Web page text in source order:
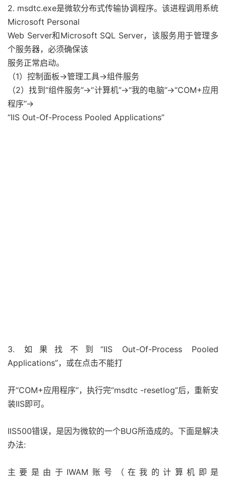
2. msdtc.exe是微软分布式传输协调程序。该进程调用系统
Microsoft Personal
Web Server和Microsoft SQL Server，该服务用于管理多
个服务器，必须确保该
服务正常启动。
（1）控制面板->管理工具->组件服务
（2）找到“组件服务”->“计算机”->“我的电脑”->“COM+应用
程序”->
“IIS Out-Of-Process Pooled Applications”
3. 如果找不到“IIS Out-Of-Process Pooled
Applications”，或在点击不能打
开“COM+应用程序”，执行完“msdtc -resetlog”后，重新安
装IIS即可。
IIS500错误，是因为微软的一个BUG所造成的。下面是解决
办法:
主要是由于IWAM账号（在我的计算机即是